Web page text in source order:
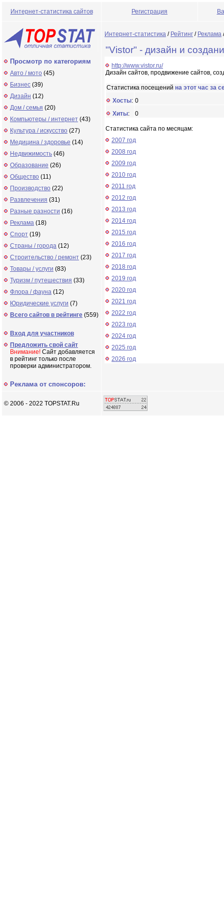
Интернет-статистика сайтов Регистрация
Просмотр по категориям
Авто / мото (45)
Бизнес (39)
Дизайн (12)
Дом / семья (20)
Компьютеры / интернет (43)
Культура / искусство (27)
Медицина / здоровье (14)
Недвижимость (46)
Образование (26)
Общество (11)
Производство (22)
Развлечения (31)
Разные разности (16)
Реклама (18)
Спорт (19)
Страны / города (12)
Строительство / ремонт (23)
Товары / услуги (83)
Туризм / путешествия (33)
Флора / фауна (12)
Юридические услуги (7)
Всего сайтов в рейтинге (559)
Вход для участников
Предложить свой сайт
Внимание! Сайт добавляется
в рейтинг только после
проверки администратором.
Реклама от спонсоров:
Интернет-статистика / Рейтинг / Реклама
"Vistor" - дизайн и
http://www.vistor.ru/
Дизайн сайтов, продвижение сайтов,
Статистика посещений на этот час за
Хосты: 0
Хиты: 0
Статистика сайта по месяцам:
2007 год
2008 год
2009 год
2010 год
2011 год
2012 год
2013 год
2014 год
2015 год
2016 год
2017 год
2018 год
2019 год
2020 год
2021 год
2022 год
2023 год
2024 год
2025 год
2026 год
© 2006 - 2022 TOPSTAT.Ru